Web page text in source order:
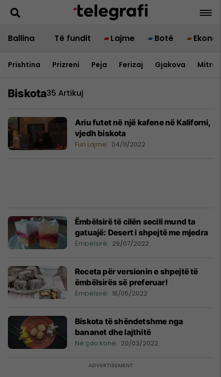
Ballina Të fundit Lajme Botë
Prishtina Prizreni Peja Ferizaj Gjakova
Biskota35 Artikuj
Ariu futet në një kafene në Kaliforni,
vjedh biskota
Fun Lajme 04/11/2022
Ëmbëlsirë të cilën secili mund ta
gatuajë: Desert i shpejtë me mjedra
Ëmbëlsirë 29/07/2022
Receta për versionin e shpejtë të
ëmbëlsirës së preferuar!
Ëmbëlsirë 16/05/2022
Biskota të shëndetshme nga
bananet dhe lajthitë
Në çdo kohë 20/03/2022